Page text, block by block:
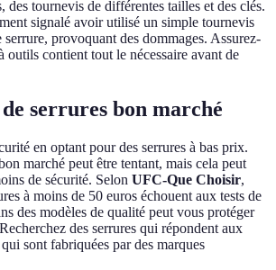
des tournevis de différentes tailles et des clés.
signalé avoir utilisé un simple tournevis
provoquant des dommages. Assurez-
outils contient tout le nécessaire avant de
serrures bon marché
en optant pour des serrures à bas prix.
marché peut être tentant, mais cela peut
de sécurité. Selon UFC-Que Choisir,
à moins de 50 euros échouent aux tests de
des modèles de qualité peut vous protéger
des serrures qui répondent aux
sont fabriquées par des marques